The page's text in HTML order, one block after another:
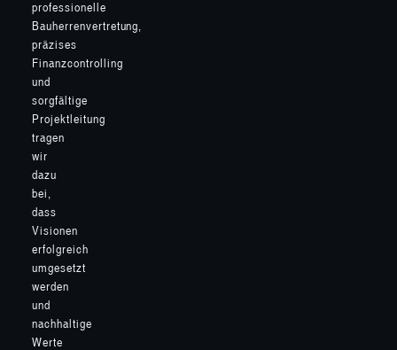
professionelle
Bauherrenvertretung,
präzises
Finanzcontrolling
und
sorgfältige
Projektleitung
tragen
wir
dazu
bei,
dass
Visionen
erfolgreich
umgesetzt
werden
und
nachhaltige
Werte